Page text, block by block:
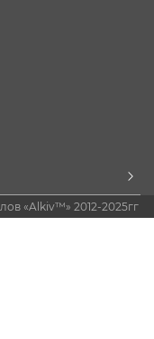
«Alkiv™» 2012-2025гг